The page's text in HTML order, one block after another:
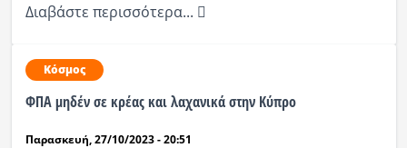
Διαβάστε περισσότερα...
Κόσμος
ΦΠΑ μηδέν σε κρέας και λαχανικά στην Κύπρο
Παρασκευή, 27/10/2023 - 20:51